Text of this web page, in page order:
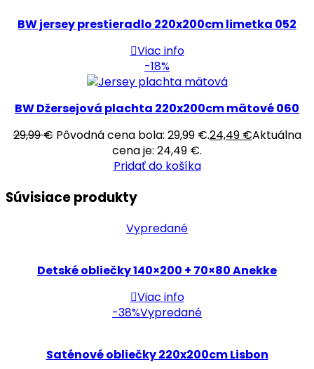
BW jersey prestieradlo 220x200cm limetka 052
Viac info
-18%
BW Džersejová plachta 220x200cm mätové 060
29,99€ Pôvodná cena bola: 29,99 €.24,49 €Aktuálna
cena je: 24,49 €.
Pridať do košíka
Súvisiace produkty
Vypredané
Detské obliečky 140×200 + 70×80 Anekke
Viac info
-38%Vypredané
Saténové obliečky 220x200cm Lisbon